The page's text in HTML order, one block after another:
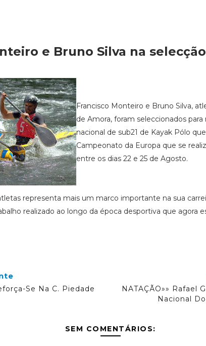
e Bruno Silva na
Francisco Monteiro e Bruno Silva,
de Amora, foram seleccionados
nacional de sub21 de Kayak Pólo
Campeonato da Europa que se
entre os dias 22 e 25 de Agosto.
representa mais um marco importante na sua
realizado ao longo da época desportiva que agora
Se Na C. Piedade
NATAÇÃO»» Rafael
Nacional
SEM COMENTÁRIOS: